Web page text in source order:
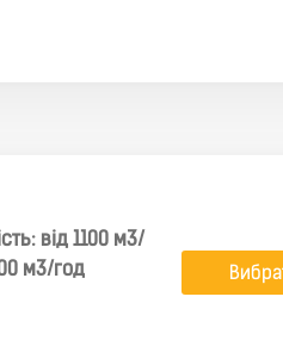
від 1100 м3/
м3/год